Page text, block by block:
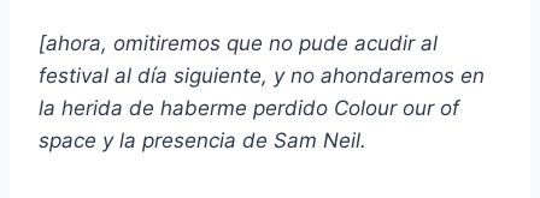
[ahora, omitiremos que no pude acudir al
festival al día siguiente, y no ahondaremos en
la herida de haberme perdido Colour our of
space y la presencia de Sam Neil.